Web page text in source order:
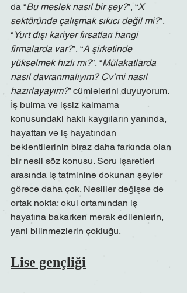
da “Bu meslek nasıl bir şey?”, “X
sektöründe çalışmak sıkıcı değil mi?”,
“Yurt dışı kariyer fırsatları hangi
firmalarda var?”, “A şirketinde
yükselmek hızlı mı?”, “Mülakatlarda
nasıl davranmalıyım? Cv’mi nasıl
hazırlayayım?” cümlelerini duyuyorum.
İş bulma ve işsiz kalmama
konusundaki haklı kaygıların yanında,
hayattan ve iş hayatından
beklentilerinin biraz daha farkında olan
bir nesil söz konusu. Soru işaretleri
arasında iş tatminine dokunan şeyler
görece daha çok. Nesiller değişse de
ortak nokta; okul ortamından iş
hayatına bakarken merak edilenlerin,
yani bilinmezlerin çokluğu.
Lise gençliği